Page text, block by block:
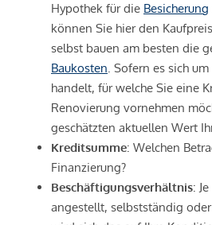
Hypothek für die Besicherung
können Sie hier den
selbst bauen am besten die
Baukosten . Sofern es sich
handelt, für welche Sie eine
Renovierung vornehmen
geschätzten aktuellen Wert
Kreditsumme: Welchen
Finanzierung?
Beschäftigungsverhältnis:
angestellt, selbstständig